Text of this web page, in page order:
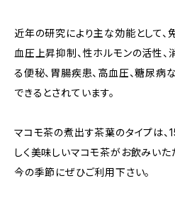
近年の研究により主な効能として、
血圧上昇抑制、性ホルモンの活性
る便秘、胃腸疾患、高血圧、糖尿
できるとされています。
マコモ茶の煮出す茶葉のタイプは
しく美味しいマコモ茶がお飲みいた
今の季節にぜひご利用下さい。